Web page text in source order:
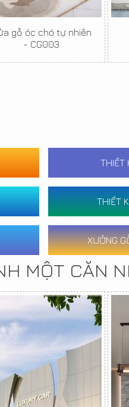
gỗ óc chó tự nhiên
- CG003
THIẾT
THIẾT
XƯỞNG
MỘT CĂN